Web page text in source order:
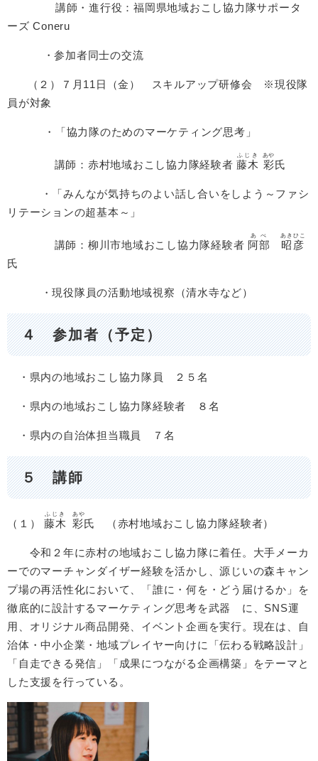
講師・進行役：福岡県地域おこし協力隊サポータ
ーズ Coneru
・参加者同士の交流
（２）７月11日（金） スキルアップ研修会 ※現役隊
員が対象
・「協力隊のためのマーケティング思考」
講師：赤村地域おこし協力隊経験者藤木
ふじき
彩
あや
氏
・「みんなが気持ちのよい話し合いをしよう～ファシ
リテーションの超基本～」
講師：柳川市地域おこし協力隊経験者 阿部
あべ
昭彦
あきひこ
氏
・現役隊員の活動地域視察（清水寺など）
４ 参加者（予定）
・県内の地域おこし協力隊員 ２５名
・県内の地域おこし協力隊経験者 ８名
・県内の自治体担当職員 ７名
５ 講師
（１） 藤木
ふじき
彩
あや
氏​ （赤村地域おこし協力隊経験者）
​ 令和２年に赤村の地域おこし協力隊に着任。大手メーカ
ーでのマーチャンダイザー経験を活かし、源じいの森キャン
プ場の再活性化において、「誰に・何を・どう届けるか」を
徹底的に設計するマーケティング思考を武器 に、SNS運
用、オリジナル商品開発、イベント企画を実行。現在は、自
治体・中小企業・地域プレイヤー向けに「伝わる戦略設計」
「自走できる発信」「成果につながる企画構築」をテーマと
した支援を行っている。​